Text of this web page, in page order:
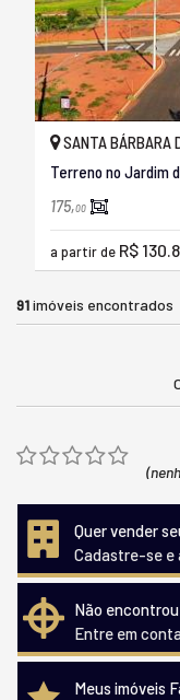
SANTA BÁRBARA
Terreno no Jardim
175,00
a partir de R$
91imóveis encontrados
Quer vender
Cadastre-se e
Não
Entre em
Meus imóveis